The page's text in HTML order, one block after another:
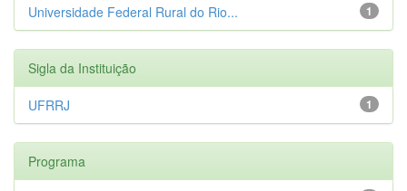
1
Universidade Federal Rural do Rio...
Sigla da Instituição
1
UFRRJ
Programa